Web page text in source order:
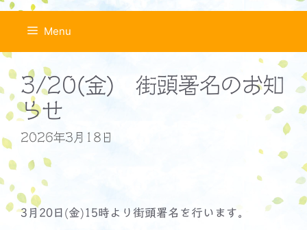
Menu
3/20(金) 街頭署名のお知
らせ
2026年3月18日
3月20日(金)15時より街頭署名を行います。